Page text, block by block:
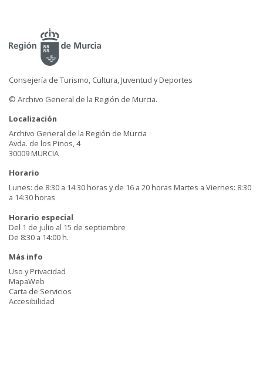
Consejería de Turismo, Cultura, Juventud y Deportes
© Archivo General de la Región de Murcia.
Localización
Archivo General de la Región de Murcia
Avda. de los Pinos, 4
30009 MURCIA
Horario
Lunes: de 8:30 a 14:30 horas y de 16 a 20 horas Martes a Viernes: 8:30
a 14:30 horas
Horario especial
Del 1 de julio al 15 de septiembre
De 8:30 a 14:00 h.
Más info
Uso y Privacidad
MapaWeb
Carta de Servicios
Accesibilidad